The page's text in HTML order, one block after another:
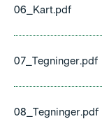
06_Kart.pdf
07_Tegninger.pdf
08_Tegninger.pdf